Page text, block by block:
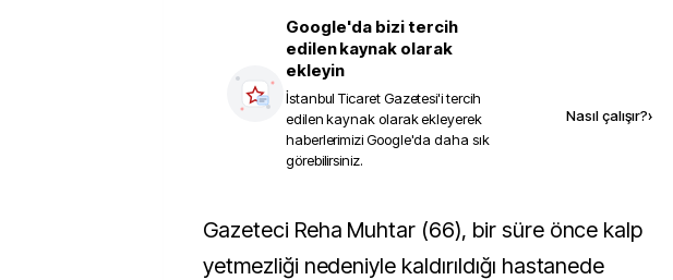
Google'da bizi tercih
edilen kaynak olarak
ekleyin
İstanbul Ticaret Gazetesi'i tercih
edilen kaynak olarak ekleyerek
haberlerimizi Google'da daha sık
görebilirsiniz.
Nasıl çalışır?›
Gazeteci Reha Muhtar (66), bir süre önce kalp
yetmezliği nedeniyle kaldırıldığı hastanede